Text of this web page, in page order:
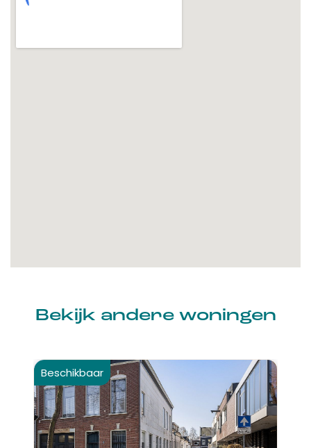
Bekijk andere woningen
Beschikbaar